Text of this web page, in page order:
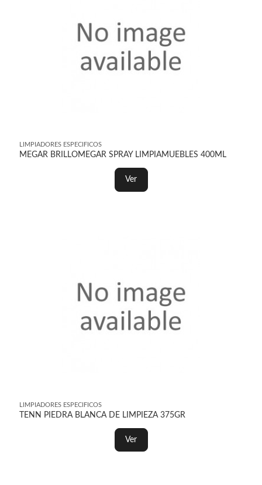
LIMPIADORES ESPECIFICOS
MEGAR BRILLOMEGAR SPRAY LIMPIAMUEBLES 400ML
Ver
LIMPIADORES ESPECIFICOS
TENN PIEDRA BLANCA DE LIMPIEZA 375GR
Ver